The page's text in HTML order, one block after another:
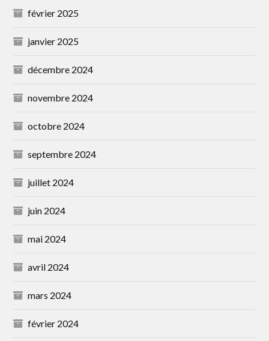
février 2025
janvier 2025
décembre 2024
novembre 2024
octobre 2024
septembre 2024
juillet 2024
juin 2024
mai 2024
avril 2024
mars 2024
février 2024